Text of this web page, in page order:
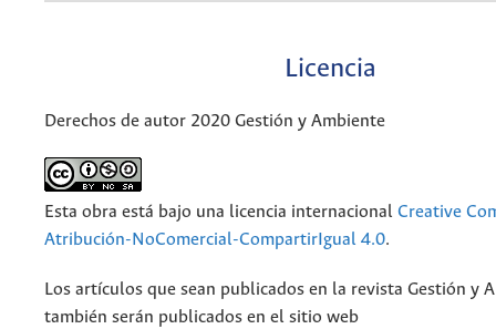
Licencia
Derechos de autor 2020 Gestión y Ambiente
Esta obra está bajo una licencia internacional Creative
Atribución-NoComercial-CompartirIgual 4.0.
Los artículos que sean publicados en la revista Gestión y
también serán publicados en el sitio web